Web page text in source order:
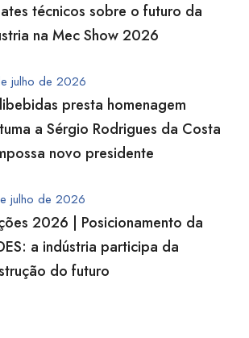
técnicos sobre o futuro da
na Mec Show 2026
julho de 2026
presta homenagem
a Sérgio Rodrigues da Costa
novo presidente
julho de 2026
2026 | Posicionamento da
a indústria participa da
do futuro